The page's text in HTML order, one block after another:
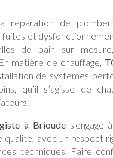
réparation de
et
de bain sur
matière de chauffage,
de systèmes
qu’il s’agisse de
à Brioudes'engage
qualité, avec un respect
techniques. Faire